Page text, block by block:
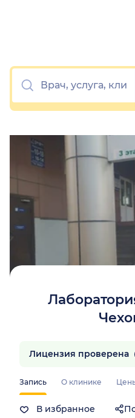
Запись О клинике
В избранное
Лицензия проверена